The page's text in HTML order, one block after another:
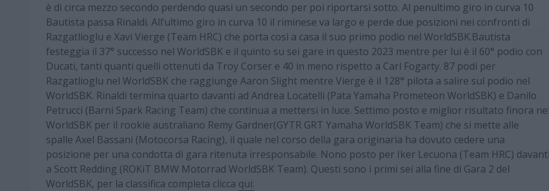
è di circa mezzo secondo perdendo quasi un secondo per poi riportarsi sotto. Al penultimo giro in curva 10
Bautista passa Rinaldi. All’ultimo giro in curva 10 il riminese va largo e perde due posizioni nei confronti di
Razgatlioglu e Xavi Vierge (Team HRC) che porta così a casa il suo primo podio nel WorldSBK.Bautista
festeggia il 37° successo nel WorldSBK e il quinto su sei gare in questo 2023 mentre per lui è il 60° podio con
Ducati, tanti quanti quelli ottenuti da Troy Corser e 40 in meno rispetto a Carl Fogarty. 87 podi per
Razgatlioglu nel WorldSBK che raggiunge Aaron Slight mentre Vierge è il 128° pilota a salire sul podio nel
WorldSBK. Rinaldi termina quarto davanti ad Andrea Locatelli (Pata Yamaha Prometeon WorldSBK) e Danilo
Petrucci (Barni Spark Racing Team) che continua a mettersi in luce. Settimo posto e miglior risultato finora
WorldSBK per il rookie australiano Remy Gardner(GYTR GRT Yamaha WorldSBK Team) che si mette alle
spalle Axel Bassani (Motocorsa Racing), il quale nel corso della gara originaria ha dovuto cedere una
posizione per una condotta di gara ritenuta irresponsabile. Nono posto per Iker Lecuona (Team HRC)
a Scott Redding (ROKiT BMW Motorrad WorldSBK Team). Questi sono i primi sei alla fine di Gara 2 del
WorldSBK, per la classifica completa clicca qui: